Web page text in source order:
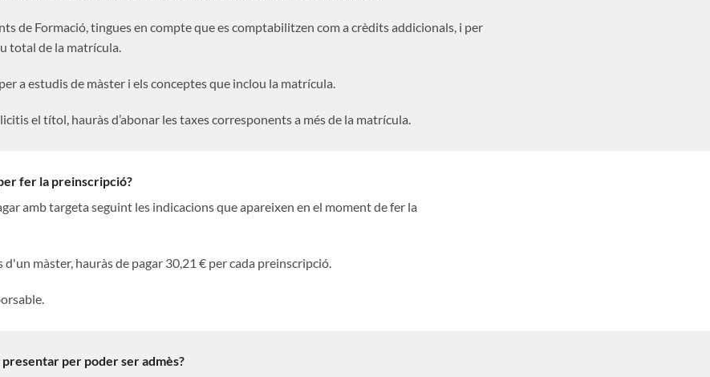
de Formació, tingues en compte que es comptabilitzen com a crèdits addicionals, i per
total de la matrícula.
a estudis de màster i els conceptes que inclou la matrícula.
el títol, hauràs d’abonar les taxes corresponents a més de la matrícula.
fer la preinscripció?
amb targeta seguint les indicacions que apareixen en el moment de fer la
màster, hauràs de pagar 30,21 € per cada preinscripció.
per poder ser admès?